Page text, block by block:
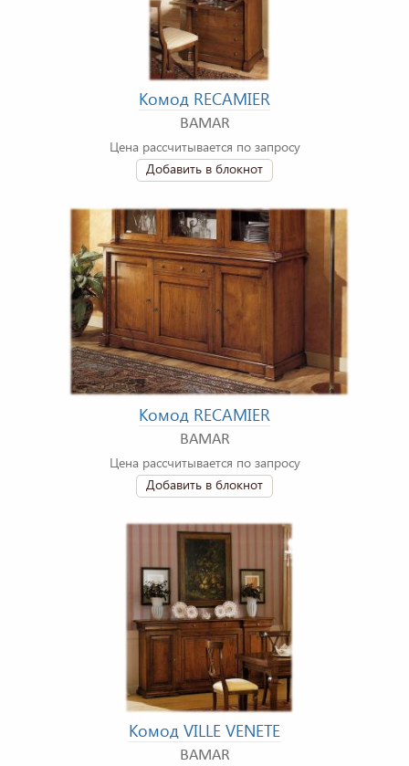
Комод RECAMIER
BAMAR
Цена рассчитывается по запросу
Добавить в блокнот
Комод RECAMIER
BAMAR
Цена рассчитывается по запросу
Добавить в блокнот
Комод VILLE VENETE
BAMAR